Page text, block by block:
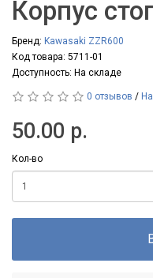
Корпус
Бренд: Kawasaki ZZR600
Код товара: 5711-01
Доступность: На складе
0 отзывов /
50.00 р.
Кол-во